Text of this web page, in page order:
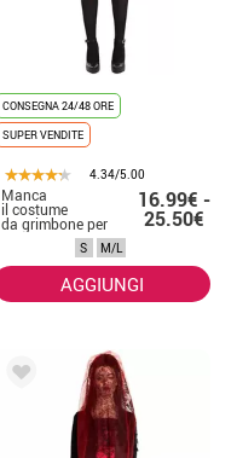
CONSEGNA 24/48 ORE
SUPER VENDITE
4.34/5.00
Manca
il costume
da grimbone per
una donna
16.99€ -
25.50€
S M/L
AGGIUNGI